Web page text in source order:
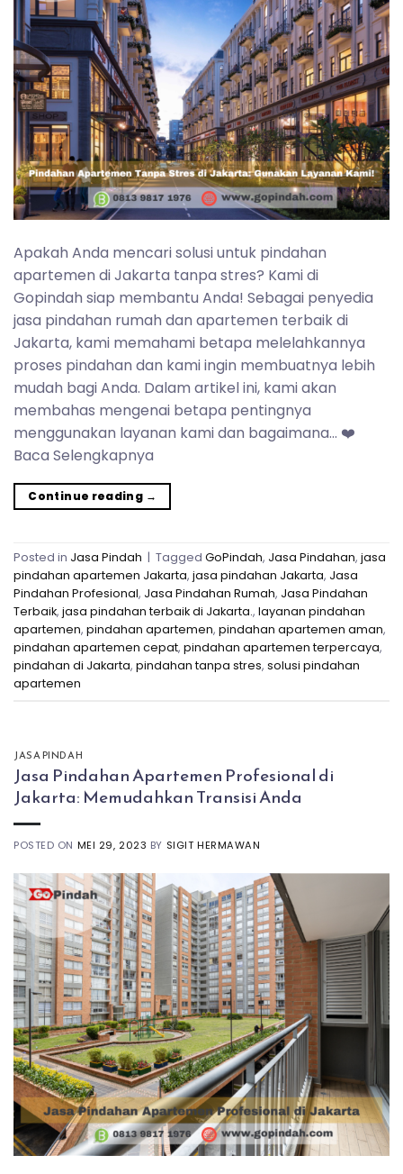
Apakah Anda mencari solusi untuk pindahan
apartemen di Jakarta tanpa stres? Kami di
Gopindah siap membantu Anda! Sebagai penyedia
jasa pindahan rumah dan apartemen terbaik di
Jakarta, kami memahami betapa melelahkannya
proses pindahan dan kami ingin membuatnya lebih
mudah bagi Anda. Dalam artikel ini, kami akan
membahas mengenai betapa pentingnya
menggunakan layanan kami dan bagaimana… ❤️
Baca Selengkapnya
Continue reading →
Posted in Jasa Pindah | Tagged GoPindah, Jasa Pindahan, jasa
pindahan apartemen Jakarta, jasa pindahan Jakarta, Jasa
Pindahan Profesional, Jasa Pindahan Rumah, Jasa Pindahan
Terbaik, jasa pindahan terbaik di Jakarta., layanan pindahan
apartemen, pindahan apartemen, pindahan apartemen aman,
pindahan apartemen cepat, pindahan apartemen terpercaya,
pindahan di Jakarta, pindahan tanpa stres, solusi pindahan
apartemen
JASA PINDAH
Jasa Pindahan Apartemen Profesional di
Jakarta: Memudahkan Transisi Anda
POSTED ON MEI 29, 2023 BY SIGIT HERMAWAN